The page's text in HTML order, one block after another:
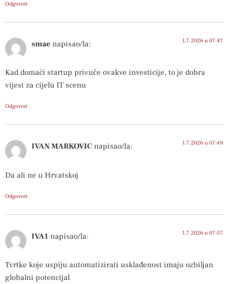
Odgovori
smae napisao/la: 1.7.2026 u 07:47
Kad domaći startup privuče ovakve investicije, to je dobra
vijest za cijelu IT scenu
Odgovori
IVAN MARKOVIC napisao/la: 1.7.2026 u 07:49
Da ali ne u Hrvatskoj
Odgovori
IVA1 napisao/la: 1.7.2026 u 07:57
Tvrtke koje uspiju automatizirati usklađenost imaju ozbiljan
globalni potencijal